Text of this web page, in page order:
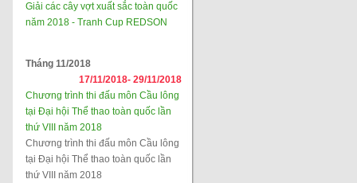
Giải các cây vợt xuất sắc toàn quốc
năm 2018 - Tranh Cup REDSON
Tháng 11/2018
17/11/2018- 29/11/2018
Chương trình thi đấu môn Cầu lông
tại Đại hội Thể thao toàn quốc lần
thứ VIII năm 2018
Chương trình thi đấu môn Cầu lông
tại Đại hội Thể thao toàn quốc lần
thứ VIII năm 2018